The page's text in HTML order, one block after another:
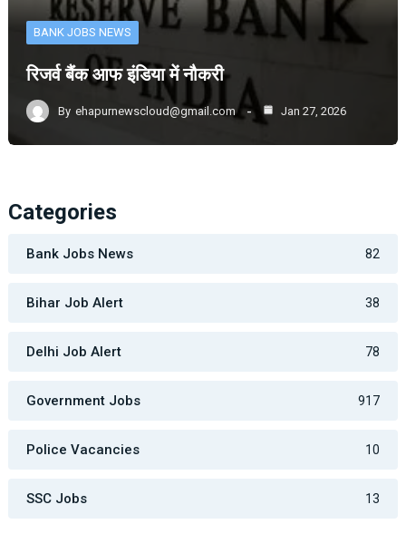
BANK JOBS NEWS
रिजर्व बैंक आफ इंडिया में नौकरी
By ehapurnewscloud@gmail.com Jan 27, 2026
Categories
Bank Jobs News 82
Bihar Job Alert 38
Delhi Job Alert 78
Government Jobs 917
Police Vacancies 10
SSC Jobs 13